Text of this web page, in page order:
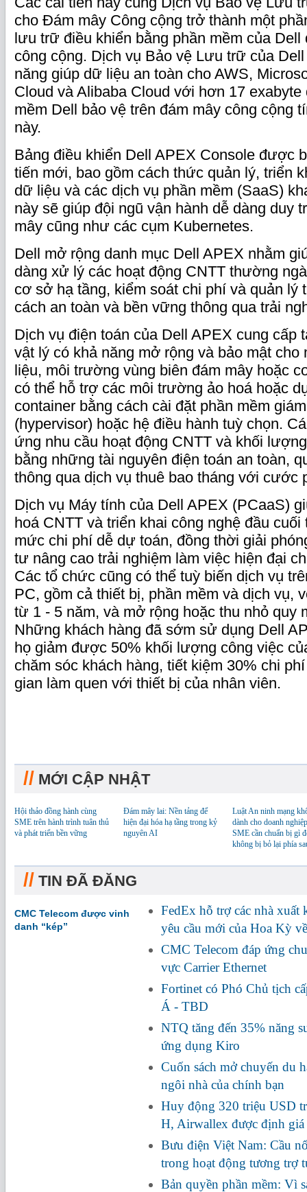
cho Đám mây Công cộng trở thành một
lưu trữ điều khiển bằng phần mềm của Dell
công cộng. Dịch vụ Bảo vệ Lưu trữ của
năng giúp dữ liệu an toàn cho AWS,
Cloud và Alibaba Cloud với hơn 17
mềm Dell bảo vệ trên đám mây công cộng
này.
Bảng điều khiển Dell APEX Console được
tiến mới, bao gồm cách thức quản lý, triển
dữ liệu và các dịch vụ phần mềm (SaaS)
này sẽ giúp đội ngũ vận hành dễ dàng duy
mây cũng như các cụm Kubernetes.
Dell mở rộng danh mục Dell APEX nhằm
dàng xử lý các hoạt động CNTT thường
cơ sở hạ tầng, kiểm soát chi phí và quản lý
cách an toàn và bền vững thông qua trải
Dịch vụ điện toán của Dell APEX cung cấp
vật lý có khả năng mở rộng và bảo mật cho
liệu, môi trường vùng biên đám mây hoặc
có thể hỗ trợ các môi trường ảo hoá hoặc
container bằng cách cài đặt phần mềm
(hypervisor) hoặc hệ điều hành tuỳ chọn.
ứng nhu cầu hoạt động CNTT và khối
bằng những tài nguyên điện toán an toàn,
thông qua dịch vụ thuê bao tháng với cước
Dịch vụ Máy tính của Dell APEX (PCaaS)
hoá CNTT và triển khai công nghệ đầu
mức chi phí dễ dự toán, đồng thời giải
tư nâng cao trải nghiệm làm việc hiện đại
Các tổ chức cũng có thể tuỳ biến dịch vụ
PC, gồm cả thiết bị, phần mềm và dịch vụ,
từ 1 - 5 năm, và mở rộng hoặc thu nhỏ quy
Những khách hàng đã sớm sử dụng Dell
họ giảm được 50% khối lượng công việc
chăm sóc khách hàng, tiết kiệm 30% chi
gian làm quen với thiết bị của nhân viên.
// MỚI CẬP NHẬT
Hội thảo đồng hành cùng
SME trên hành trình tuân thủ
và phát triển bền vững
Đám mây lai: Nền tảng để
hiện đại hóa hạ tầng trong kỷ
nguyên AI
Luật An ninh mạng
dành cho doanh
SME cần chuẩn bị gì
không bị bỏ lại phía
// TIN ĐÃ ĐĂNG
CMC Telecom được vinh
danh “kép”
FedEx hỗ trợ các nhà xuất
yêu cầu mới của Hoa Kỳ
CMC Telecom đáp ứng
vực Carrier Ethernet
Fortinet có Phó Chủ tịch
Á - TBD
NTQ tăng đến 35% năng
ứng dụng Kiro
Cuốn sách mở chuyến du
ngôi nhà của chính bạn
Huy động 320 triệu USD
H, Airwallex được định
Bưu điện Việt Nam: Cầu
trong hoạt động tương trợ
Bản quyền phần mềm: Vì